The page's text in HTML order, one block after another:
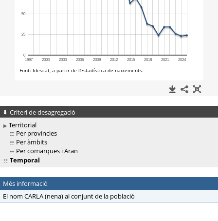
Criteri de desagregació
Territorial
Per províncies
Per àmbits
Per comarques i Aran
Temporal
Més informació
El nom CARLA (nena) al conjunt de la població